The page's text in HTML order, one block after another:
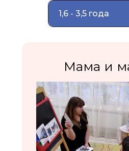
Подробнее
Сенсорная
интеграция 3+